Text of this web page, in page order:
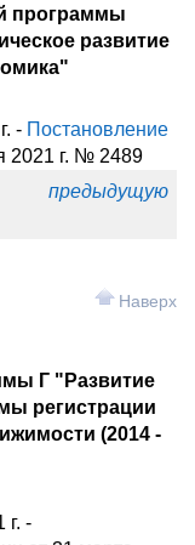
программы
развитие
- Постановление
2021 г. № 2489
Г "Развитие
регистрации
(2014 -
Наверх
г. -